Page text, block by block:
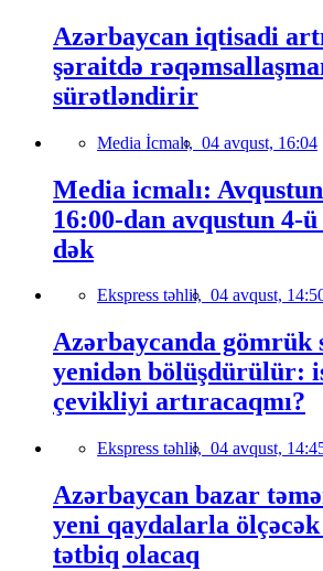
Azərbaycan iqtisadi
şəraitdə
sürətləndirir
Media İcmalı, 04 avqust, 16:04
Media icmalı:
16:00-dan avqustun 4-
dək
Ekspress təhlil, 04 avqust,
Azərbaycanda gömrük
yenidən bölüşdürülür:
çevikliyi artıracaqmı?
Ekspress təhlil, 04 avqust,
Azərbaycan bazar
yeni qaydalarla ölçəcək
tətbiq olacaq